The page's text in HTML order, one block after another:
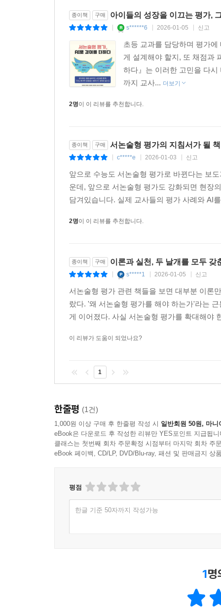
종이책 구매 아이들의 성장을 이끄는 평가,
s******6 2026-01-05 신고
초등 교과를 담당하며 평가
게 설계해야 할지, 또 채점과
하다』는 이러한 고민을 다
까지 교사... 더보기
2명이 이 리뷰를 추천합니다.
종이책 구매 서논술형 평가의 지침서가 될
c*****e 2026-01-03 신고
앞으로 수능도 서논술형 평가로 바뀐다는 보
운데, 앞으로 서논술형 평가도 강화되면 현장
담겨있습니다. 실제 교사들의 평가 사례와 AI
2명이 이 리뷰를 추천합니다.
종이책 구매 이론과 실천, 두 날개를 모두 갖
s*****1 2026-01-05 신고
서논술형 평가 관련 책들을 보면 대부분 이론
랐다. '왜 서논술형 평가를 해야 하는가'라는
게 이어졌다. 사실 서논술형 평가를 확대해야
이 리뷰가 도움이 되었나요?
1
한줄평 (1건)
1,000원 이상 구매 후 한줄평 작성 시 일반회원 50원, 마니
eBook은 다운로드 후 작성한 리뷰만 YES포인트 지급됩니
클래스는 첫번째 회차 주문확정 시점부터 마지막 회차 주
eBook 페이백, CD/LP, DVD/Blu-ray, 패션 및 판매금지 상
평점
한글 기준 50자까지 작성가능
1명